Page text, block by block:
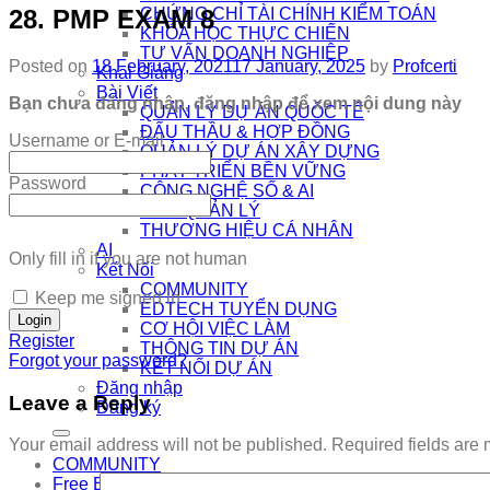
CHỨNG CHỈ TÀI CHÍNH KIỂM TOÁN
KHÓA HỌC THỰC CHIẾN
TƯ VẤN DOANH NGHIỆP
Khai Giảng
Bài Viết
QUẢN LÝ DỰ ÁN QUỐC TẾ
ĐẤU THẦU & HỢP ĐỒNG
QUẢN LÝ DỰ ÁN XÂY DỰNG
PHÁT TRIỂN BỀN VỮNG
CÔNG NGHỆ SỐ & AI
NHÀ QUẢN LÝ
THƯƠNG HIỆU CÁ NHÂN
AI
Kết Nối
COMMUNITY
EDTECH TUYỂN DỤNG
CƠ HỘI VIỆC LÀM
THÔNG TIN DỰ ÁN
KẾT NỐI DỰ ÁN
Đăng nhập
Đăng ký
COMMUNITY
Free Exam
28. PMP EXAM 8
Posted on 18 February, 202117 January, 2025 by Profcerti
Bạn chưa đăng nhập, đăng nhập để xem nội dung này
Username or E-mail
Password
Only fill in if you are not human
Keep me signed in
Register
Forgot your password?
Leave a Reply
Your email address will not be published. Required fields are